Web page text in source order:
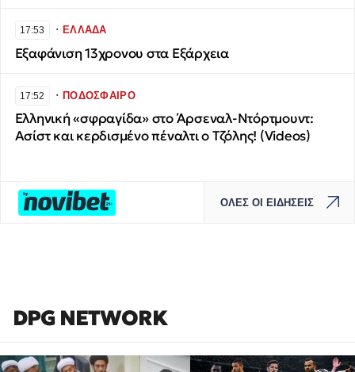
17:53 ∙ΕΛΛΑΔΑ
Εξαφάνιση 13χρονου στα Εξάρχεια
17:52 ∙ΠΟΔΟΣΦΑΙΡΟ
Ελληνική «σφραγίδα» στο Άρσεναλ-Ντόρτμουντ:
Ασίστ και κερδισμένο πέναλτι ο Τζόλης! (Videos)
ΟΛΕΣ ΟΙ ΕΙΔΗΣΕΙΣ
DPG NETWORK